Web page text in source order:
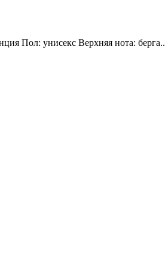
Пол: унисекс Верхняя нота: берга..